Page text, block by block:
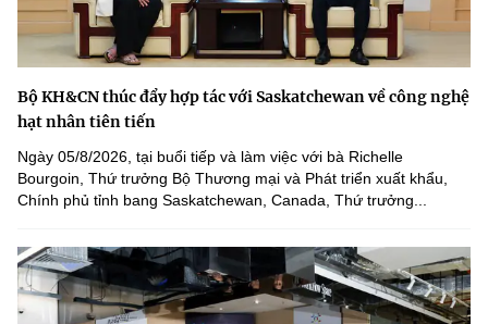
Bộ KH&CN thúc đẩy hợp tác với Saskatchewan về công nghệ
hạt nhân tiên tiến
Ngày 05/8/2026, tại buổi tiếp và làm việc với bà Richelle
Bourgoin, Thứ trưởng Bộ Thương mại và Phát triển xuất khẩu,
Chính phủ tỉnh bang Saskatchewan, Canada, Thứ trưởng...